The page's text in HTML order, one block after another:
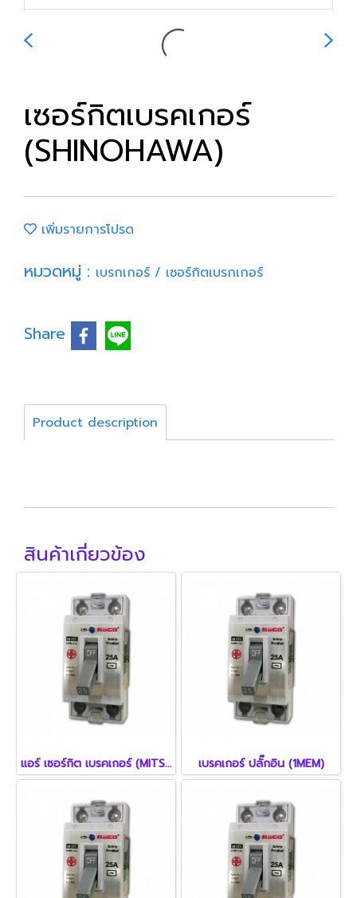
เซอร์กิตเบรคเกอร์
(SHINOHAWA)
เพิ่มรายการโปรด
หมวดหมู่ : เบรกเกอร์ / เซอร์กิตเบรกเกอร์
Share
Product description
สินค้าเกี่ยวข้อง
แอร์ เซอร์กิต เบรคเกอร์ (MITSUBICHI) เบรคเกอร์ ปลั๊กอิน (1MEM)